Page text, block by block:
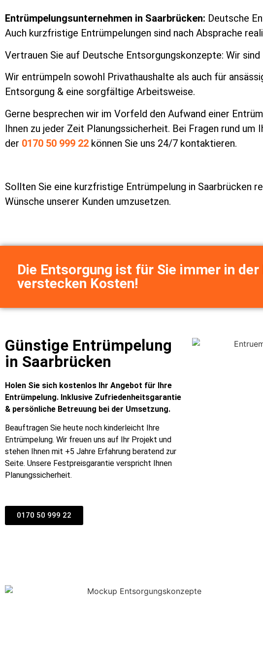
Entrümpelungsunternehmen in Saarbrücken: Deutsche
Auch kurzfristige Entrümpelungen sind nach Absprache
Vertrauen Sie auf Deutsche Entsorgungskonzepte: Wir
Wir entrümpeln sowohl Privathaushalte als auch für
Entsorgung & eine sorgfältige Arbeitsweise.
Gerne besprechen wir im Vorfeld den Aufwand einer
Ihnen zu jeder Zeit Planungssicherheit. Bei Fragen rund
der 0170 50 999 22 können Sie uns 24/7 kontaktieren.
Sollten Sie eine kurzfristige Entrümpelung in Saarbrücken
Wünsche unserer Kunden umzusetzen.
Die Entsorgung ist für Sie immer in
verstecken Kosten!
Günstige Entrümpelung
in Saarbrücken
Holen Sie sich kostenlos Ihr Angebot für Ihre
Entrümpelung. Inklusive Zufriedenheitsgarantie
& persönliche Betreuung bei der Umsetzung.
Beauftragen Sie heute noch kinderleicht Ihre
Entrümpelung. Wir freuen uns auf Ihr Projekt und
stehen Ihnen mit +5 Jahre Erfahrung beratend zur
Seite. Unsere Festpreisgarantie verspricht Ihnen
Planungssicherheit.
0170 50 999 22